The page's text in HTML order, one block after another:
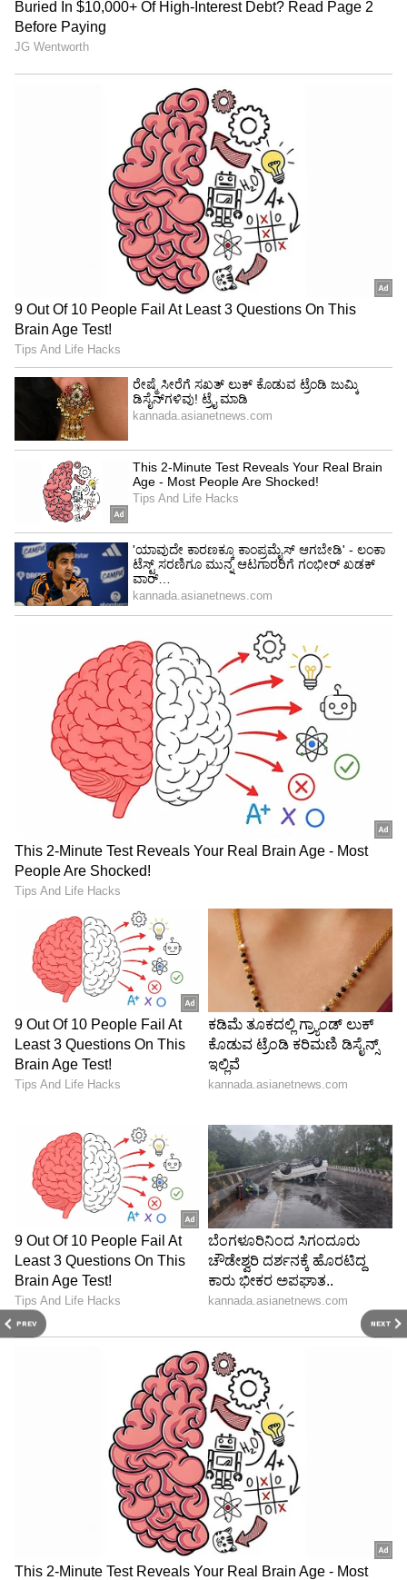
PREV NEXT
ಹೀಟ್‌ ಸ್ಟೊ್ರೕಕ್‌ ಆದಾಗ ತಕ್ಷಣ ವ್ಯಕ್ತಿಯನ್ನು ತಣ್ಣಗಿನ
ಪ್ರದೇಶಕ್ಕೆ ಕರೆದೊಯ್ದು, ದೇಹ ಹಾಗೂ ಬಟ್ಟೆಮೇಲೆ ತಣ್ಣಗಿನ
ನೀರು ಹಾಕಬೇಕು. ವ್ಯಕ್ತಿಗೆ ಹೆಚ್ಚು ಗಾಳಿ ಆಡಲು ಅವಕಾಶ
ಮಾಡಿಕೊಡಬೇಕು. ಜತೆಗೆ 108ಗೆ ಕರೆ ಮಾಡಬೇಕು.
Bengaluru: ಕಲ್ಲಂಗಡಿ ಹಣ್ಣಿಗೆ 30 ರೂ.: ಬಿಸಿಲು
ಹೆಚ್ಚಾದಂತೆ ಬೆಲೆ ಏರಿಕೆ
ಸಾರ್ವಜನಿಕರು ಏನು ಮಾಡಬೇಕು?
ಉಷ್ಣ ಮಾರುತದಿಂದ ರಕ್ಷಿಸಿಕೊಳ್ಳಲು ಹೆಚ್ಚು ನೀರು
ಕುಡಿಯಬೇಕು
ನಿಂಬೆ ಹಣ್ಣಿನ ಶರಬತ್ತು, ಮಜ್ಜಿಗೆ, ಲಸ್ಸಿ, ಹಣ್ಣಿನ
ಜ್ಯೂಸ್‌ಗಳನ್ನು ಒಂದು ಚಿಟಿಕೆ ಉಪ್ಪಿನೊಂದಿಗೆ ಸೇವಿಸುವುದು
ಉತ್ತಮ
ನೀರಿನ ಅಂಶ ಹೆಚ್ಚಿರುವ ಕಲ್ಲಂಗಡಿ, ಕರಬೂಜ, ಕಿತ್ತಳೆ,
ದ್ರಾಕ್ಷಿ, ಅನಾನಸ್‌, ಸೌತೆಕಾಯಿ, ಎಳೆನೀರು ಸೇವಿಸಬೇಕು
ತಿಳಿಬಣ್ಣದ, ಮೈಗೆ ಅಂಟದ ಹತ್ತಿ ಬಟ್ಟೆಧರಿಸಬೇಕು. ನೆರಳಿಗೆ
ಟೋಪಿ, ಛತ್ರಿಯಂತಹ ಆಯ್ಕೆಗಳನ್ನು ಇಟ್ಟುಕೊಳ್ಳಬೇಕು
ಹಗಲಿನಲ್ಲಿ ಮನೆಯ ಕೆಳಗಿನ ಮಹಡಿಗಳಲ್ಲಿರುವುದು
ಉತ್ತಮ.
ಏನು ಮಾಡಬಾರದು?
ಮಧ್ಯಾಹ್ನ 12 ರಿಂದ 3 ಗಂಟೆವರೆಗೆ ಹೊರ ಹೋಗುವುದನ್ನು
ಮಕ್ಕಳನ್ನು ನಿಲುಗಡೆ ಮಾಡಿರುವ ವಾಹನಗಳಲ್ಲಿ
ಬಿಡಬಾರದು
ಮಧ್ಯಾಹ್ನದ ವೇಳೆ ಅಡುಗೆ ಸಿದ್ಧಪಡಿಸುವುದನ್ನು ತಪ್ಪಿಸಬೇಕು
ಮಧ್ಯಾಹ್ನ ಕಾಫಿ, ಟೀ, ಕಾರ್ಬೊನೇಟೆಡ್‌ ಪಾನೀಯ
ಸೇವಿಸಬೇಡಿ
ಓಡಾಡಬಾರದು